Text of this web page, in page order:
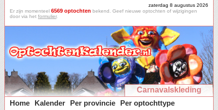
zaterdag 8 augustus 2026
Er zijn momenteel 6569 optochten bekend. Geef nieuwe optochten of wijzigingen
door via het formulier.
Carnavalskleding
Home
Kalender Per provincie
Per optochttype